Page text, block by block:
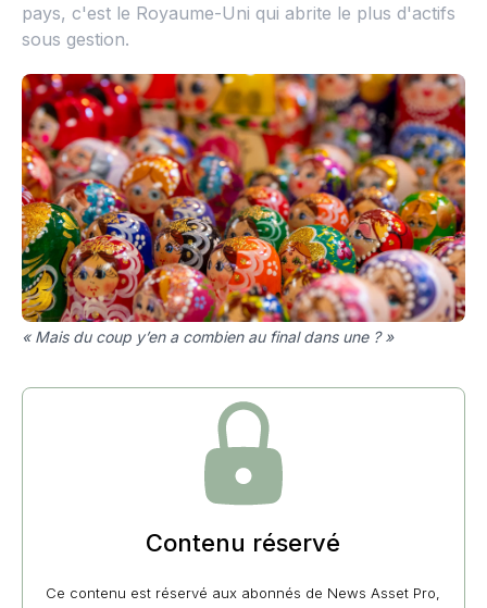
pays, c'est le Royaume-Uni qui abrite le plus d'actifs
sous gestion.
« Mais du coup y’en a combien au final dans une ? »
Contenu réservé
Ce contenu est réservé aux abonnés de News Asset Pro,